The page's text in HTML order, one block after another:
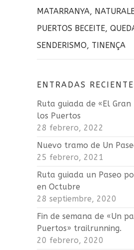
b
tm
i
r
MATARRANYA,
PUERTOS BECEITE,
SENDERISMO, TINENÇA
ENTRADAS
Ruta guiada de «El Gran
los Puertos
28 febrero, 2022
Nuevo tramo de Un
25 febrero, 2021
Ruta guiada un Paseo
en Octubre
28 septiembre, 2020
Fin de semana de «Un
Puertos» trailrunning.
20 febrero, 2020